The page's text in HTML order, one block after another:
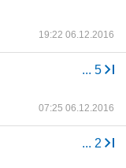
19:22 06.12.2016
... 5
07:25 06.12.2016
... 2